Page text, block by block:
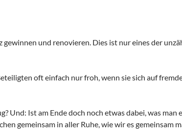
und renovieren. Dies ist nur eines der
oft einfach nur froh, wenn sie sich auf
Und: Ist am Ende doch noch etwas dabei, was man
gemeinsam in aller Ruhe, wie wir es gemeinsam